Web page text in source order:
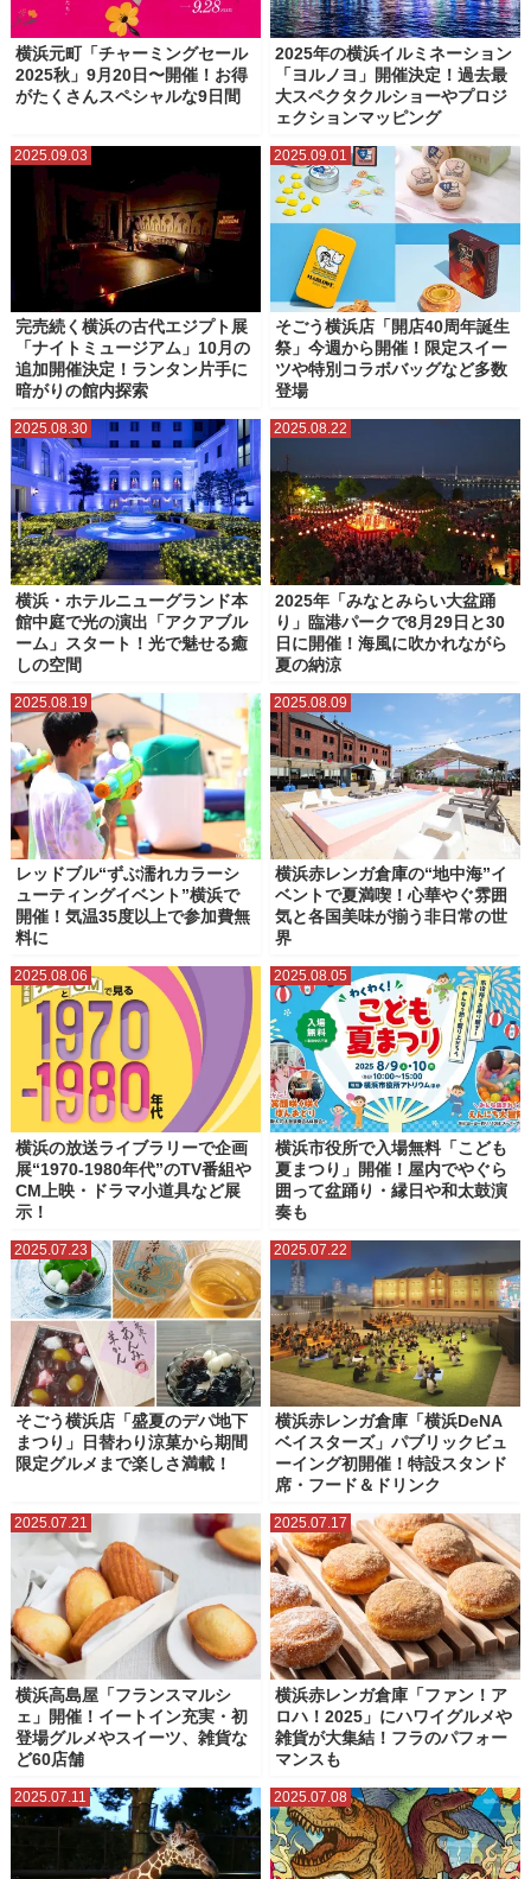
横浜元町「チャーミングセール
2025秋」9月20日〜開催！お得
がたくさんスペシャルな9日間
2025年の横浜イルミネーション
「ヨルノヨ」開催決定！過去最
大スペクタクルショーやプロジ
ェクションマッピング
2025.09.03
完売続く横浜の古代エジプト展
「ナイトミュージアム」10月の
追加開催決定！ランタン片手に
暗がりの館内探索
2025.09.01
そごう横浜店「開店40周年誕生
祭」今週から開催！限定スイー
ツや特別コラボバッグなど多数
登場
2025.08.30
横浜・ホテルニューグランド本
館中庭で光の演出「アクアブル
ーム」スタート！光で魅せる癒
しの空間
2025.08.22
2025年「みなとみらい大盆踊
り」臨港パークで8月29日と30
日に開催！海風に吹かれながら
夏の納涼
2025.08.19
レッドブル“ずぶ濡れカラーシ
ューティングイベント”横浜で
開催！気温35度以上で参加費無
料に
2025.08.09
横浜赤レンガ倉庫の“地中海”イ
ベントで夏満喫！心華やぐ雰囲
気と各国美味が揃う非日常の世
界
2025.08.06
横浜の放送ライブラリーで企画
展“1970-1980年代”のTV番組や
CM上映・ドラマ小道具など展
示！
2025.08.05
横浜市役所で入場無料「こども
夏まつり」開催！屋内でやぐら
囲って盆踊り・縁日や和太鼓演
奏も
2025.07.23
そごう横浜店「盛夏のデパ地下
まつり」日替わり涼菓から期間
限定グルメまで楽しさ満載！
2025.07.22
横浜赤レンガ倉庫「横浜DeNA
ベイスターズ」パブリックビュ
ーイング初開催！特設スタンド
席・フード＆ドリンク
2025.07.21
横浜高島屋「フランスマルシ
ェ」開催！イートイン充実・初
登場グルメやスイーツ、雑貨な
ど60店舗
2025.07.17
横浜赤レンガ倉庫「ファン！ア
ロハ！2025」にハワイグルメや
雑貨が大集結！フラのパフォー
マンスも
2025.07.11 2025.07.08